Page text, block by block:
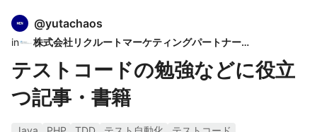
@yutachaos
in 株式会社リクルートマーケティングパートナーズ
テストコードの勉強などに役立
つ記事・書籍